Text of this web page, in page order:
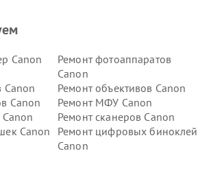
Canon
Ремонт фотоаппаратов
Canon
Canon
Ремонт объективов Canon
Canon
Ремонт МФУ Canon
Ремонт сканеров Canon
Canon
Ремонт цифровых биноклей
Canon